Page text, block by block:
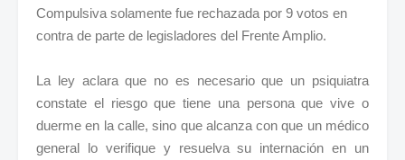
Compulsiva solamente fue rechazada por 9 votos en
contra de parte de legisladores del Frente Amplio.
La ley aclara que no es necesario que un psiquiatra
constate el riesgo que tiene una persona que vive o
duerme en la calle, sino que alcanza con que un médico
general lo verifique y resuelva su internación en un